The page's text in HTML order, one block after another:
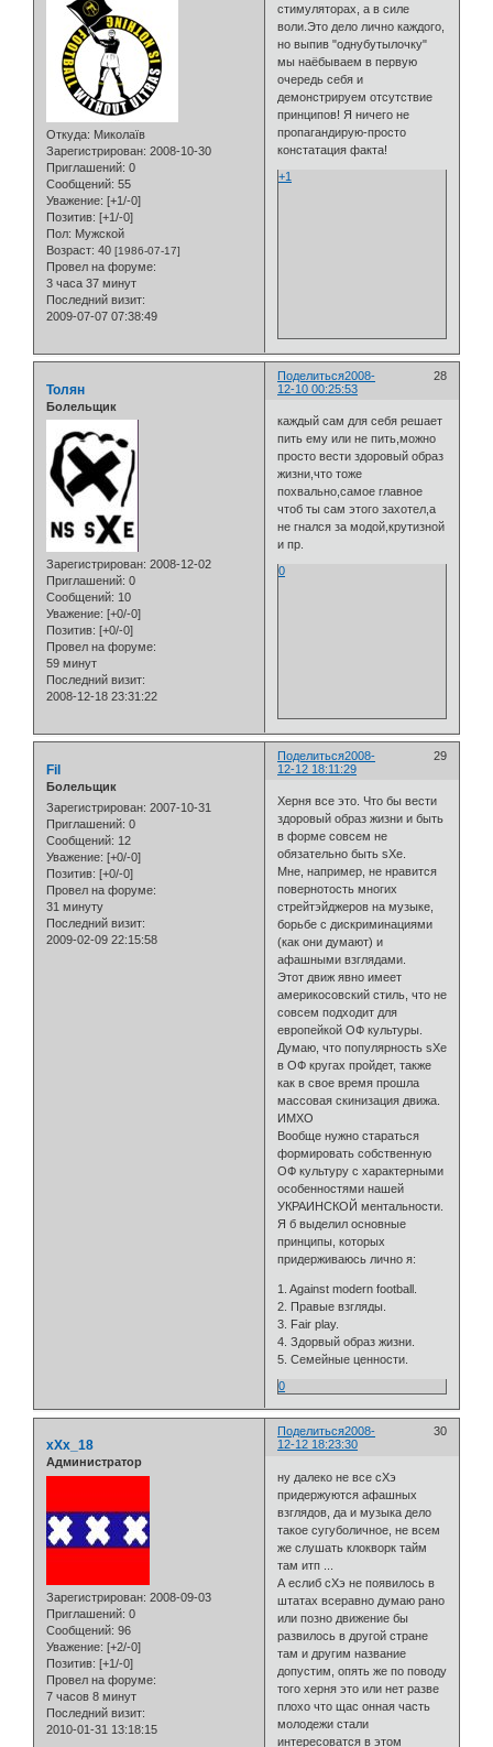
Откуда: Миколаїв
Зарегистрирован: 2008-10-30
Приглашений: 0
Сообщений: 55
Уважение: [+1/-0]
Позитив: [+1/-0]
Пол: Мужской
Возраст: 40 [1986-07-17]
Провел на форуме:
3 часа 37 минут
Последний визит:
2009-07-07 07:38:49
стимуляторах, а в силе
воли.Это дело лично каждого,
но выпив "однубутылочку"
мы наёбываем в первую
очередь себя и
демонстрируем отсутствие
принципов! Я ничего не
пропагандирую-просто
констатация факта!
+1
Поделиться 28
2008-
12-10 00:25:53
Толян
Болельщик
Зарегистрирован: 2008-12-02
Приглашений: 0
Сообщений: 10
Уважение: [+0/-0]
Позитив: [+0/-0]
Провел на форуме:
59 минут
Последний визит:
2008-12-18 23:31:22
каждый сам для себя решает
пить ему или не пить,можно
просто вести здоровый образ
жизни,что тоже
похвально,самое главное
чтоб ты сам этого захотел,а
не гнался за модой,крутизной
и пр.
0
Поделиться 29
2008-
12-12 18:11:29
Fil
Болельщик
Зарегистрирован: 2007-10-31
Приглашений: 0
Сообщений: 12
Уважение: [+0/-0]
Позитив: [+0/-0]
Провел на форуме:
31 минуту
Последний визит:
2009-02-09 22:15:58
Херня все это. Что бы вести
здоровый образ жизни и быть
в форме совсем не
обязательно быть sXe.
Мне, например, не нравится
повернотость многих
стрейтэйджеров на музыке,
борьбе с дискриминациями
(как они думают) и
афашными взглядами.
Этот движ явно имеет
америкосовский стиль, что не
совсем подходит для
европейкой ОФ культуры.
Думаю, что популярность sXe
в ОФ кругах пройдет, также
как в свое время прошла
массовая скинизация движа.
ИМХО
Вообще нужно стараться
формировать собственную
ОФ культуру с характерными
особенностями нашей
УКРАИНСКОЙ ментальности.
Я б выделил основные
принципы, которых
придерживаюсь лично я:
1. Against modern football.
2. Правые взгляды.
3. Fair play.
4. Здорвый образ жизни.
5. Семейные ценности.
0
Поделиться 30
2008-
12-12 18:23:30
xXx_18
Администратор
Зарегистрирован: 2008-09-03
Приглашений: 0
Сообщений: 96
Уважение: [+2/-0]
Позитив: [+1/-0]
Провел на форуме:
7 часов 8 минут
Последний визит:
2010-01-31 13:18:15
ну далеко не все сХэ
придержуются афашных
взглядов, да и музыка дело
такое сугуболичное, не всем
же слушать клокворк тайм
там итп ...
А еслиб сХэ не появилось в
штатах всеравно думаю рано
или позно движение бы
развилось в другой стране
там и другим название
допустим, опять же по поводу
того херня это или нет разве
плохо что щас онная часть
молодежи стали
интересоватся в этом